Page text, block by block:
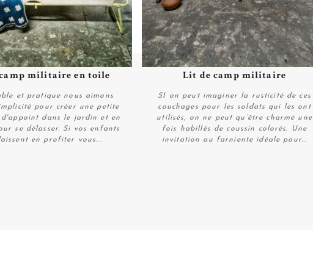
Plus de détails
militaire en toile
et pratique nous aimons
pour créer une petite
d'appoint dans le jardin et en
se délasser. Si vos enfants
en profiter vous...
Plus de détails
Lit de camp militaire
SI on peut imaginer la rusticité de ces
couchages pour les soldats qui les ont
utilisés, on ne peut qu’être charmé une
fois habillés de coussin colorés. Une
invitation au farniente idéale pour...